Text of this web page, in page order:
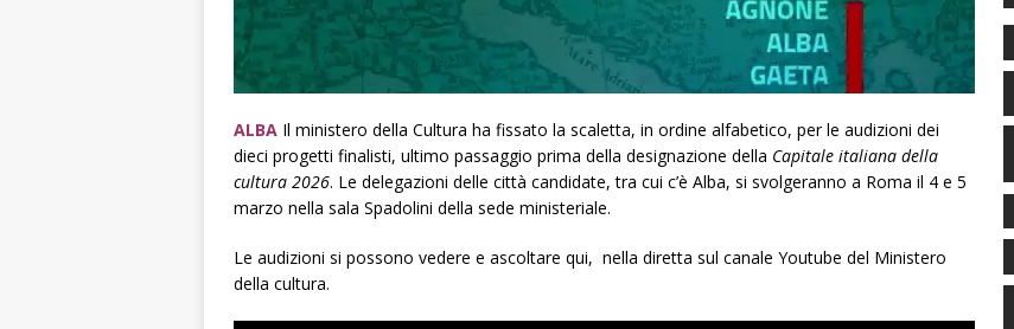
ALBA Il ministero della Cultura ha fissato la scaletta, in ordine alfabetico, per le audizioni dei
dieci progetti finalisti, ultimo passaggio prima della designazione della Capitale italiana della
cultura 2026. Le delegazioni delle città candidate, tra cui c’è Alba, si svolgeranno a Roma il 4 e 5
marzo nella sala Spadolini della sede ministeriale.
Le audizioni si possono vedere e ascoltare qui, nella diretta sul canale Youtube del Ministero
della cultura.